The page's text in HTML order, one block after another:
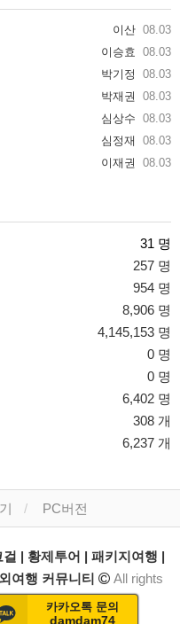
이산 08.03
이승효 08.03
박기정 08.03
박재권 08.03
심상수 08.03
심정재 08.03
이재권 08.03
31 명
257 명
954 명
8,906 명
4,145,153 명
0 명
0 명
6,402 명
308 개
6,237 개
카카오톡 문의
damdam74
PC버전
| 황제투어 | 패키지여행 |
여행 커뮤니티
All rights